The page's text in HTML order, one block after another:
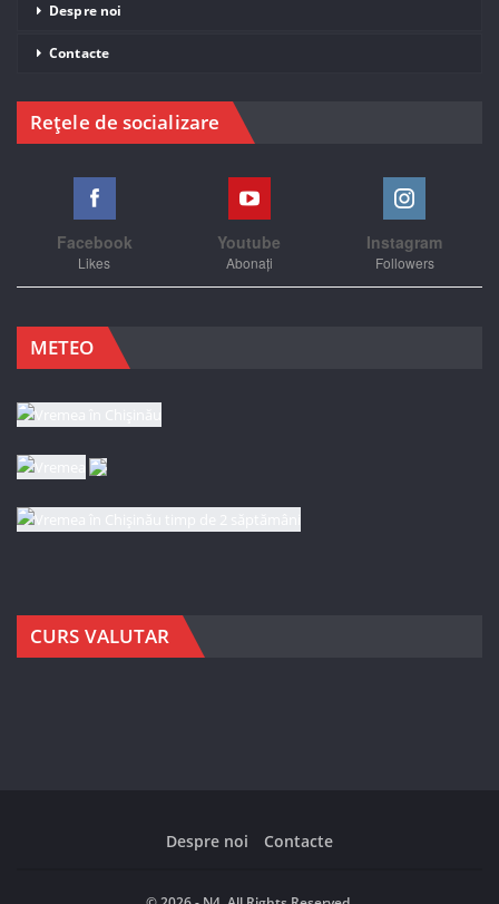
Despre noi
Contacte
Rețele de socializare
Facebook
Likes
Youtube
Abonați
Instagram
Followers
METEO
CURS VALUTAR
Despre noi Contacte